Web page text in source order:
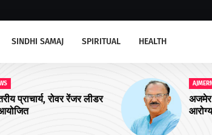
SINDHI SAMAJ SPIRITUAL HEALTH
अजमेर उत्तर को चार और आयुष्मान शहरी